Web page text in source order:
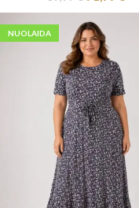
NUOLAIDA